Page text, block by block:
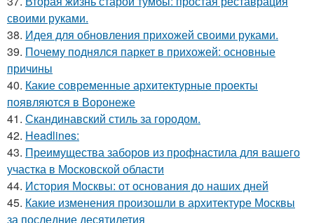
своими руками.
38. Идея для обновления прихожей своими руками.
39. Почему поднялся паркет в прихожей: основные
причины
40. Какие современные архитектурные проекты
появляются в Воронеже
41. Скандинавский стиль за городом.
42. Headlines:
43. Преимущества заборов из профнастила для вашего
участка в Московской области
44. История Москвы: от основания до наших дней
45. Какие изменения произошли в архитектуре Москвы
за последние десятилетия